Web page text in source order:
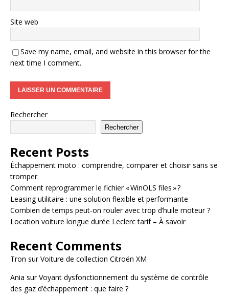
Site web
Save my name, email, and website in this browser for the
next time I comment.
Rechercher
Rechercher
Recent Posts
Échappement moto : comprendre, comparer et choisir sans se
tromper
Comment reprogrammer le fichier « WinOLS files » ?
Leasing utilitaire : une solution flexible et performante
Combien de temps peut-on rouler avec trop d’huile moteur ?
Location voiture longue durée Leclerc tarif – À savoir
Recent Comments
Tron surVoiture de collection Citroën XM
Ania surVoyant dysfonctionnement du système de contrôle
des gaz d’échappement : que faire ?